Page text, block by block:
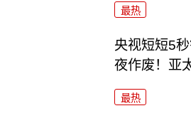
最热
央视短短5
夜作废！亚
最热